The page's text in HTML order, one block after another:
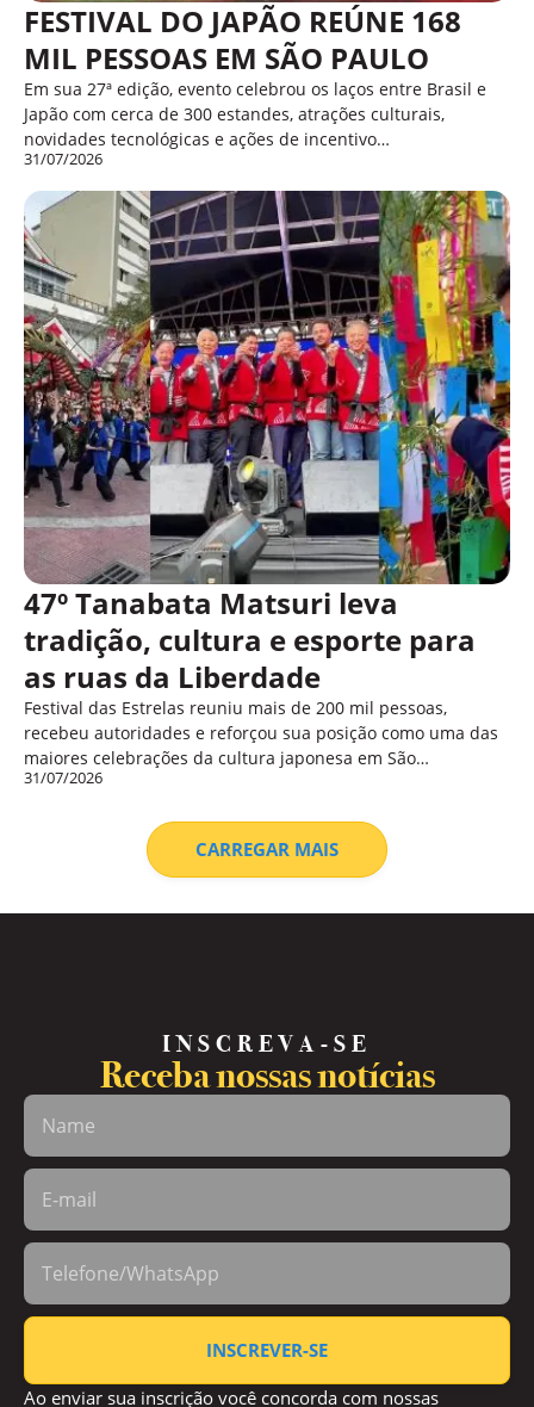
FESTIVAL DO JAPÃO REÚNE 168
MIL PESSOAS EM SÃO PAULO
Em sua 27ª edição, evento celebrou os laços entre Brasil e
Japão com cerca de 300 estandes, atrações culturais,
novidades tecnológicas e ações de incentivo…
31/07/2026
47º Tanabata Matsuri leva
tradição, cultura e esporte para
as ruas da Liberdade
Festival das Estrelas reuniu mais de 200 mil pessoas,
recebeu autoridades e reforçou sua posição como uma das
maiores celebrações da cultura japonesa em São…
31/07/2026
CARREGAR MAIS
INSCREVA-SE
Receba nossas notícias
INSCREVER-SE
Ao enviar sua inscrição você concorda com nossas